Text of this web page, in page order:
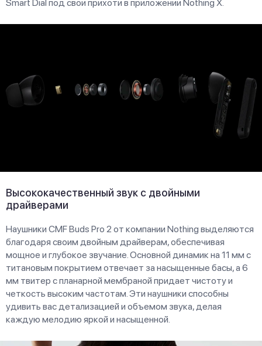
Smart Dial под свои прихоти в приложении Nothing X.
Высококачественный звук с двойными
драйверами
Наушники CMF Buds Pro 2 от компании Nothing выделяются
благодаря своим двойным драйверам, обеспечивая
мощное и глубокое звучание. Основной динамик на 11 мм с
титановым покрытием отвечает за насыщенные басы, а 6
мм твитер с планарной мембраной придает чистоту и
четкость высоким частотам. Эти наушники способны
удивить вас детализацией и объемом звука, делая
каждую мелодию яркой и насыщенной.